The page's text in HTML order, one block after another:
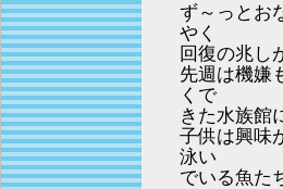
ず～っとお
やく
回復の兆し
先週は機嫌
くで
きた水族館
子供は興味
泳い
でいる魚た